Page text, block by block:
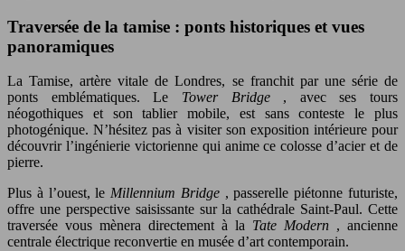
Traversée de la tamise : ponts historiques et vues
panoramiques
La Tamise, artère vitale de Londres, se franchit par une série de
ponts emblématiques. Le Tower Bridge , avec ses tours
néogothiques et son tablier mobile, est sans conteste le plus
photogénique. N’hésitez pas à visiter son exposition intérieure pour
découvrir l’ingénierie victorienne qui anime ce colosse d’acier et de
pierre.
Plus à l’ouest, le Millennium Bridge , passerelle piétonne futuriste,
offre une perspective saisissante sur la cathédrale Saint-Paul. Cette
traversée vous mènera directement à la Tate Modern , ancienne
centrale électrique reconvertie en musée d’art contemporain.